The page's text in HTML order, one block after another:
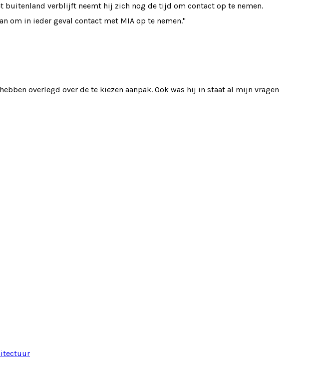
buitenland verblijft neemt hij zich nog de tijd om contact op te nemen.
om in ieder geval contact met MIA op te nemen."
overlegd over de te kiezen aanpak. Ook was hij in staat al mijn vragen